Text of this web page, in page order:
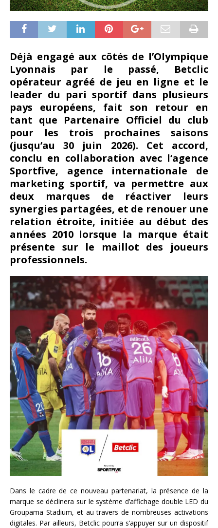
Déjà engagé aux côtés de l’Olympique
Lyonnais par le passé, Betclic
opérateur agréé de jeu en ligne et le
leader du pari sportif dans plusieurs
pays européens, fait son retour en
tant que Partenaire Officiel du club
pour les trois prochaines saisons
(jusqu’au 30 juin 2026). Cet accord,
conclu en collaboration avec l’agence
Sportfive, agence internationale de
marketing sportif, va permettre aux
deux marques de réactiver leurs
synergies partagées, et de renouer une
relation étroite, initiée au début des
années 2010 lorsque la marque était
présente sur le maillot des joueurs
professionnels.
Dans le cadre de ce nouveau partenariat, la présence de la
marque se déclinera sur le système d’affichage double LED du
Groupama Stadium, et au travers de nombreuses activations
digitales. Par ailleurs, Betclic pourra s’appuyer sur un dispositif